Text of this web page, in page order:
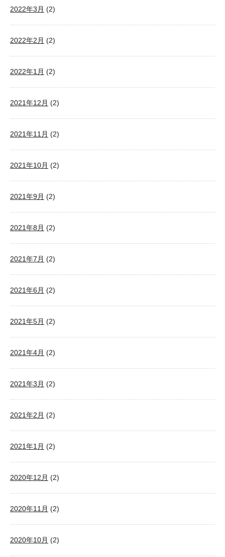
2022年3月 (2)
2022年2月 (2)
2022年1月 (2)
2021年12月 (2)
2021年11月 (2)
2021年10月 (2)
2021年9月 (2)
2021年8月 (2)
2021年7月 (2)
2021年6月 (2)
2021年5月 (2)
2021年4月 (2)
2021年3月 (2)
2021年2月 (2)
2021年1月 (2)
2020年12月 (2)
2020年11月 (2)
2020年10月 (2)